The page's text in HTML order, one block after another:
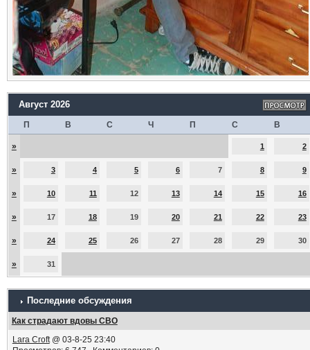
Август 2026
П В С Ч П С В
» 1 2
» 3 4 5 6 7 8 9
» 10 11 12 13 14 15 16
» 17 18 19 20 21 22 23
» 24 25 26 27 28 29 30
» 31
Последние обсуждения
Как страдают вдовы СВО
Lara Croft@ 03-8-25 23:40